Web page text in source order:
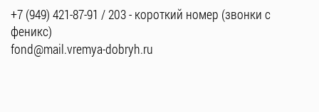
+7 (949) 421-87-91 / 203- короткий номер (звонки с
феникс)
fond@mail.vremya-dobryh.ru